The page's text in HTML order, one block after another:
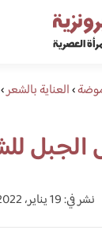
›العناية بالشعر›
الجبل
نشر في: 19 يناير، 2022